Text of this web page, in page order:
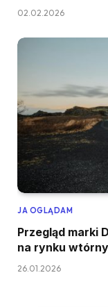
02.02.2026
JA OGLĄDAM
Przegląd marki
na rynku
26.01.2026